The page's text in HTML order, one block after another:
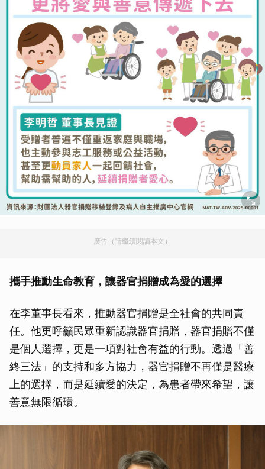
廣告（請繼續閱讀本文）
攜手推動生命教育，讓器官捐贈成為愛的選擇
在李董事長看來，推動器官捐贈是全社會的共同責
任。他更呼籲民眾重新認識器官捐贈，器官捐贈不僅
是個人選擇，更是一項對社會有益的行動。透過「善
終三法」的支持和多方協力，器官捐贈不再僅是醫療
上的選擇，而是延續愛的決定，為患者帶來希望，讓
善意無限循環。